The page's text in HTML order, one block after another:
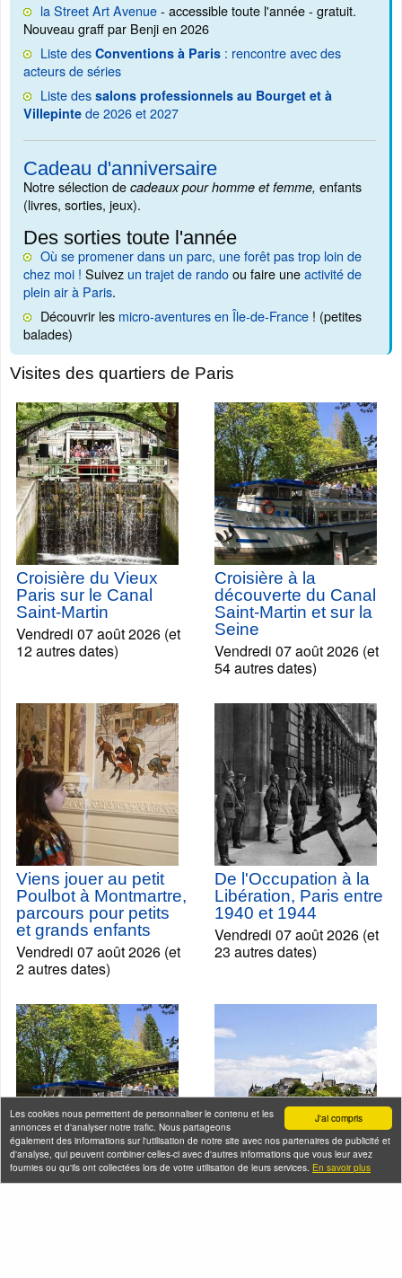
J'ai compris
Les cookies nous permettent de personnaliser le contenu et les
annonces et d'analyser notre trafic. Nous partageons
également des informations sur l'utilisation de notre site avec nos partenaires de publicité et
d'analyse, qui peuvent combiner celles-ci avec d'autres informations que vous leur avez
fournies ou qu'ils ont collectées lors de votre utilisation de leurs services. En savoir plus
la Street Art Avenue- accessible toute l'année - gratuit.
Nouveau graff par Benji en 2026
Liste des Conventions à Paris : rencontre avec des
acteurs de séries
Liste des salons professionnels au Bourget et à
Villepinte de 2026 et 2027
Cadeau d'anniversaire
Notre sélection de cadeaux pour homme et femme, enfants
(livres, sorties, jeux).
Des sorties toute l'année
Où se promener dans un parc, une forêt pas trop loin de
chez moi ! Suivez un trajet de randoou faire uneactivité de
plein air à Paris.
Découvrir les micro-aventures en Île-de-France ! (petites
balades)
Visites des quartiers de Paris
Croisière du Vieux
Paris sur le Canal
Saint-Martin
Vendredi 07 août 2026 (et
12 autres dates)
Croisière à la
découverte du Canal
Saint-Martin et sur la
Seine
Vendredi 07 août 2026 (et
54 autres dates)
Viens jouer au petit
Poulbot à Montmartre,
parcours pour petits
et grands enfants
Vendredi 07 août 2026 (et
2 autres dates)
De l'Occupation à la
Libération, Paris entre
1940 et 1944
Vendredi 07 août 2026 (et
23 autres dates)
Croisière à la
Croisière du canal